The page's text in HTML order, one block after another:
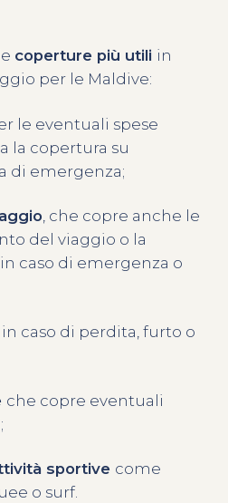
coperture più utili in
per le Maldive:
le eventuali spese
la copertura su
di emergenza;
, che copre anche le
del viaggio o la
caso di emergenza o
in caso di perdita, furto o
che copre eventuali
sportive come
o surf.